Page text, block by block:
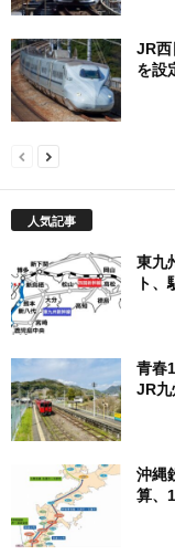
JR西
を設
人気記事
東九
ト
青春
JR
沖縄
算、